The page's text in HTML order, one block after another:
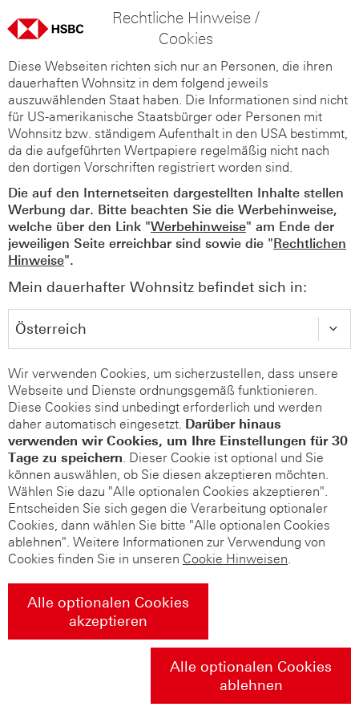
Rechtliche Hinweise /
Cookies
Diese Webseiten richten sich nur an Personen, die ihren
dauerhaften Wohnsitz in dem folgend jeweils
auszuwählenden Staat haben. Die Informationen sind nicht
für US-amerikanische Staatsbürger oder Personen mit
Wohnsitz bzw. ständigem Aufenthalt in den USA bestimmt,
da die aufgeführten Wertpapiere regelmäßig nicht nach
den dortigen Vorschriften registriert worden sind.
Die auf den Internetseiten dargestellten Inhalte stellen
Werbung dar. Bitte beachten Sie die Werbehinweise,
welche über den Link "Werbehinweise" am Ende der
jeweiligen Seite erreichbar sind sowie die "Rechtlichen
Hinweise".
Mein dauerhafter Wohnsitz befindet sich in:
Wir verwenden Cookies, um sicherzustellen, dass unsere
Webseite und Dienste ordnungsgemäß funktionieren.
Diese Cookies sind unbedingt erforderlich und werden
daher automatisch eingesetzt. Darüber hinaus
verwenden wir Cookies, um Ihre Einstellungen für 30
Tage zu speichern. Dieser Cookie ist optional und Sie
können auswählen, ob Sie diesen akzeptieren möchten.
Wählen Sie dazu "Alle optionalen Cookies akzeptieren".
Entscheiden Sie sich gegen die Verarbeitung optionaler
Cookies, dann wählen Sie bitte "Alle optionalen Cookies
ablehnen". Weitere Informationen zur Verwendung von
Cookies finden Sie in unseren Cookie Hinweisen.
Alle optionalen Cookies
akzeptieren
Alle optionalen Cookies
ablehnen